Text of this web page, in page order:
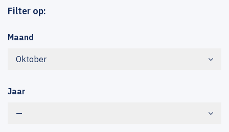
Filter op:
Maand
Oktober
Jaar
—